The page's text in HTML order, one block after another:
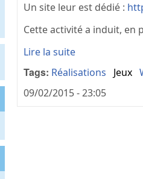
Un site leur est dédié :
Cette activité a induit, en
Lire la suite
Tags: Réalisations Jeux
09/02/2015 - 23:05